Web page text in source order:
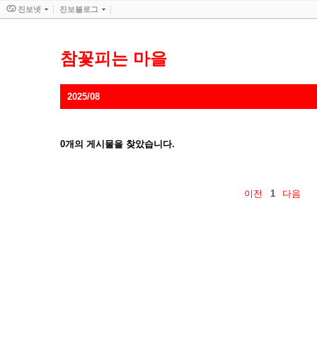
참꽃피는 마을
2025/08
0개의 게시물을 찾았습니다.
이전 1 다음
진보넷 진보블로그